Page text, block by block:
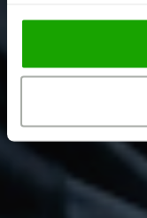
gesammelt haben.